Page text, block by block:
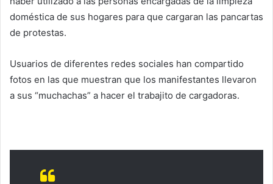
doméstica de sus hogares para que cargaran las pancartas
de protestas.
Usuarios de diferentes redes sociales han compartido
fotos en las que muestran que los manifestantes llevaron
a sus “muchachas” a hacer el trabajito de cargadoras.